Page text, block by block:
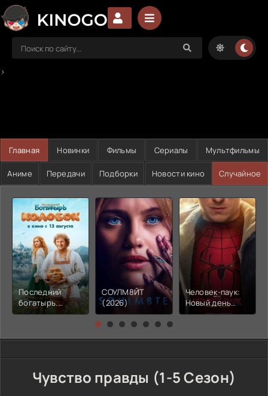
>
Главная Новинки Фильмы Сериалы Мультфильмы
Аниме Передачи Подборки Новости кино Случайное
Последний
богатырь.
Колобок (2026)
СОУЛМ8ЙТ
(2026)
Человек-паук:
Новый день
(2026)
Чувство правды (1-5 Сезон)